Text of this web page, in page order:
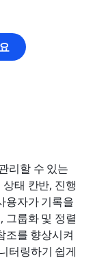
리할 수 있는
태 칸반, 진행
용자가 기록을
그룹화 및 정렬
조를 향상시켜
터링하기 쉽게